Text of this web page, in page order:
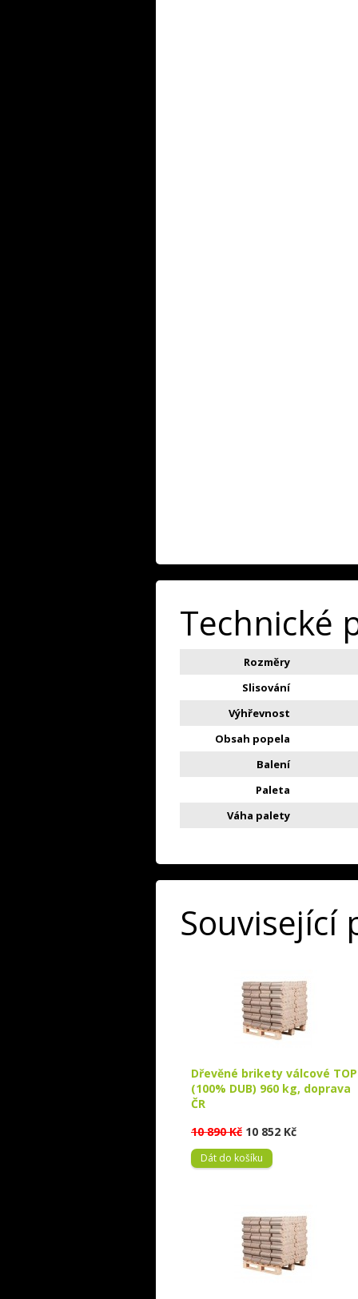
Technické
Rozměry
Slisování
Výhřevnost
Obsah popela
Balení
Paleta
Váha palety
Související
Dřevěné brikety válcové TOP
(100% DUB) 960 kg, doprava
ČR
10 890 Kč 10 852 Kč
Dát do košíku